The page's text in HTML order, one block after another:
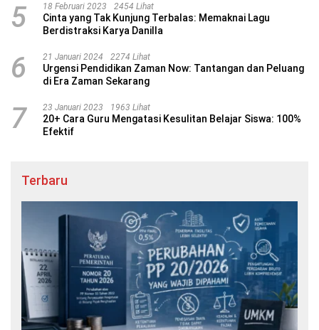
5 18 Februari 2023 2454 Lihat
Cinta yang Tak Kunjung Terbalas: Memaknai Lagu
Berdistraksi Karya Danilla
6 21 Januari 2024 2274 Lihat
Urgensi Pendidikan Zaman Now: Tantangan dan Peluang
di Era Zaman Sekarang
7 23 Januari 2023 1963 Lihat
20+ Cara Guru Mengatasi Kesulitan Belajar Siswa: 100%
Efektif
Terbaru